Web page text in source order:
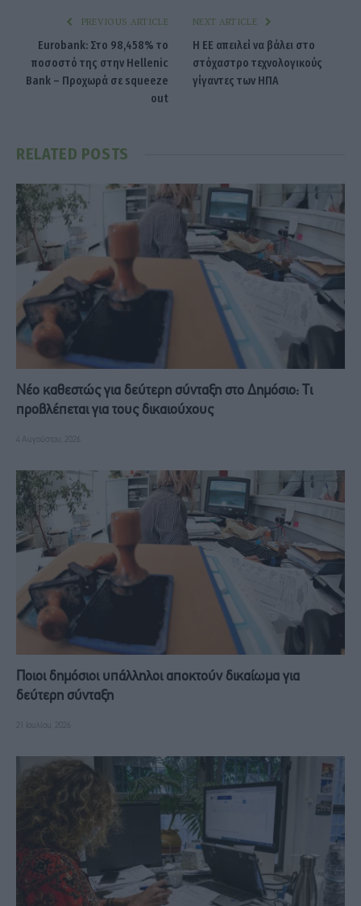
PREVIOUS ARTICLE
Eurobank: Στο 98,458% το
ποσοστό της στην Hellenic
Bank – Προχωρά σε squeeze
out
NEXT ARTICLE
H ΕΕ απειλεί να βάλει στο
στόχαστρο τεχνολογικούς
γίγαντες των ΗΠΑ
RELATED POSTS
Νέο καθεστώς για δεύτερη σύνταξη στο Δημόσιο: Τι
προβλέπεται για τους δικαιούχους
4 Αυγούστου, 2026
Ποιοι δημόσιοι υπάλληλοι αποκτούν δικαίωμα για
δεύτερη σύνταξη
21 Ιουλίου, 2026